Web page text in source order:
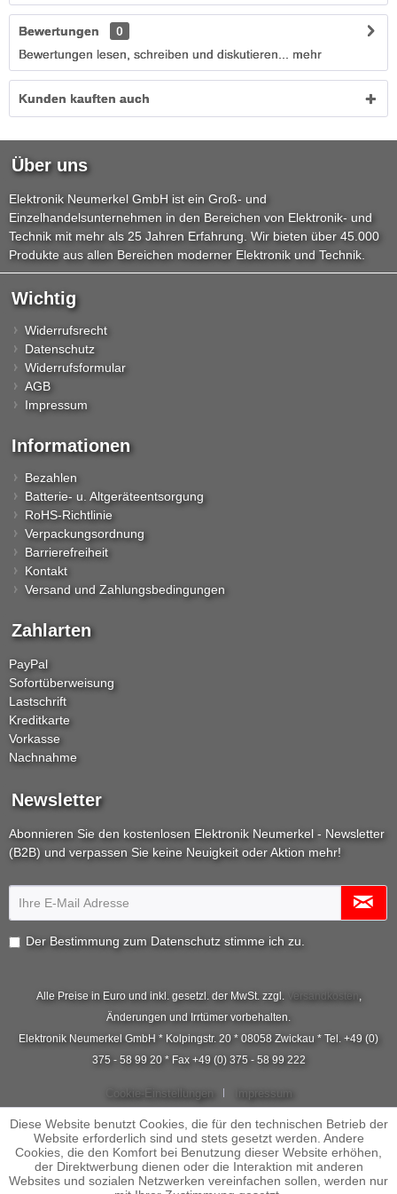
Bewertungen
0
Bewertungen lesen, schreiben und diskutieren...
mehr
Kunden kauften auch
Über uns
Elektronik Neumerkel GmbH ist ein Groß- und
Einzelhandelsunternehmen in den Bereichen von Elektronik- und
Technik mit mehr als 25 Jahren Erfahrung. Wir bieten über 45.000
Produkte aus allen Bereichen moderner Elektronik und Technik.
Wichtig
Widerrufsrecht
Datenschutz
Widerrufsformular
AGB
Impressum
Informationen
Bezahlen
Batterie- u. Altgeräteentsorgung
RoHS-Richtlinie
Verpackungsordnung
Barrierefreiheit
Kontakt
Versand und Zahlungsbedingungen
Zahlarten
PayPal
Sofortüberweisung
Lastschrift
Kreditkarte
Vorkasse
Nachnahme
Newsletter
Abonnieren Sie den kostenlosen Elektronik Neumerkel - Newsletter
(B2B) und verpassen Sie keine Neuigkeit oder Aktion mehr!
Der Bestimmung zum Datenschutz stimme ich zu.
Alle Preise in Euro und inkl. gesetzl. der MwSt. zzgl. Versandkosten
,
Änderungen und Irrtümer vorbehalten.
Elektronik Neumerkel GmbH * Kolpingstr. 20 * 08058 Zwickau * Tel. +49 (0)
375 - 58 99 20 * Fax +49 (0) 375 - 58 99 222
Cookie-Einstellungen Impressum
Diese Website benutzt Cookies, die für den technischen Betrieb der
Website erforderlich sind und stets gesetzt werden. Andere
Cookies, die den Komfort bei Benutzung dieser Website erhöhen,
der Direktwerbung dienen oder die Interaktion mit anderen
Websites und sozialen Netzwerken vereinfachen sollen, werden nur